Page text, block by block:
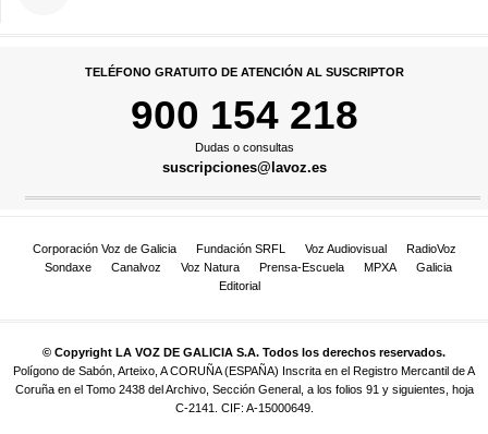
TELÉFONO GRATUITO DE ATENCIÓN AL SUSCRIPTOR
900 154 218
Dudas o consultas
suscripciones@lavoz.es
Corporación Voz de Galicia Fundación SRFL Voz Audiovisual
RadioVoz
Sondaxe
Canalvoz Voz Natura Prensa-Escuela MPXA
Galicia
Editorial
© Copyright LA VOZ DE GALICIA S.A. Todos los derechos reservados.
Polígono de Sabón, Arteixo, A CORUÑA (ESPAÑA) Inscrita en el Registro Mercantil de A
Coruña en el Tomo 2438 del Archivo, Sección General, a los folios 91 y siguientes, hoja
C-2141. CIF: A-15000649.